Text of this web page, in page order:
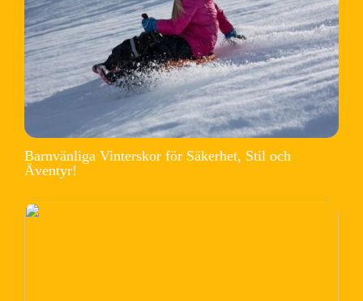
Barnvänliga Vinterskor för Säkerhet, Stil och
Äventyr!